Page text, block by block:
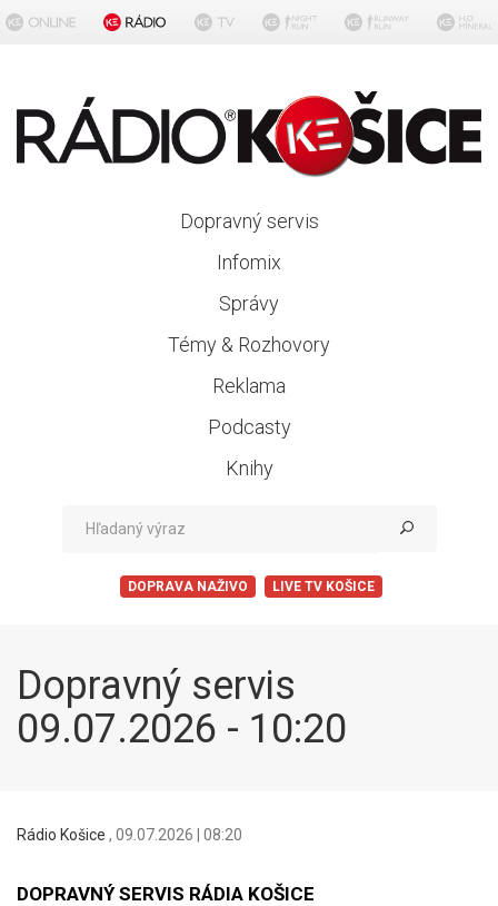
Dopravný servis
Infomix
Správy
Témy & Rozhovory
Reklama
Podcasty
Knihy
DOPRAVA NAŽIVO LIVE TV KOŠICE
Dopravný servis
09.07.2026 - 10:20
Rádio Košice , 09.07.2026 | 08:20
DOPRAVNÝ SERVIS RÁDIA KOŠICE